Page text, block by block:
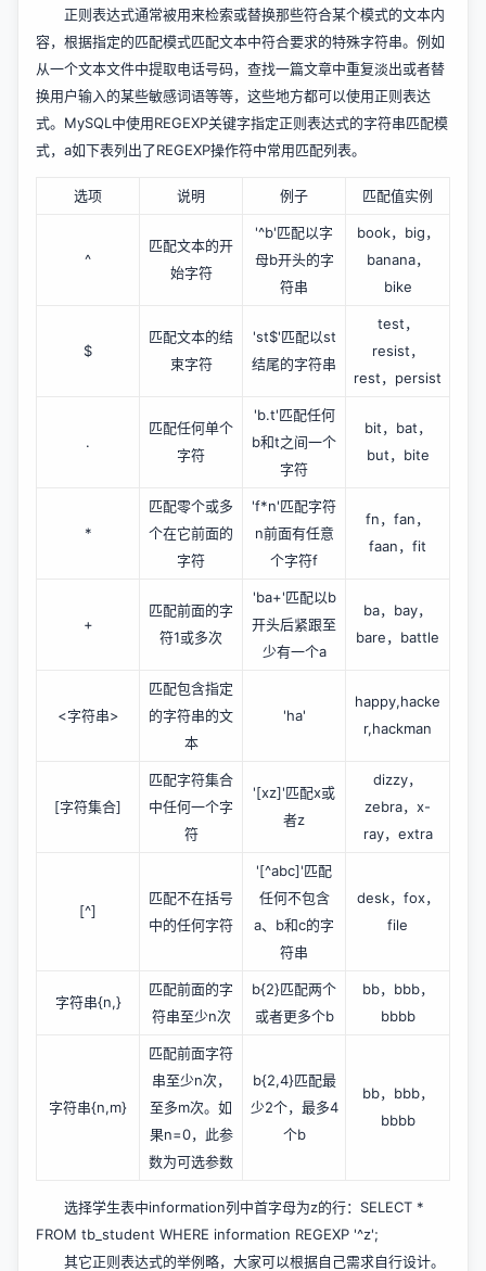
正则表达式通常被用来检索或替换那些符合某个模式的文本内
容，根据指定的匹配模式匹配文本中符合要求的特殊字符串。例如
从一个文本文件中提取电话号码，查找一篇文章中重复淡出或者替
换用户输入的某些敏感词语等等，这些地方都可以使用正则表达
式。MySQL中使用REGEXP关键字指定正则表达式的字符串匹配模
式，a如下表列出了REGEXP操作符中常用匹配列表。
选项 说明 例子 匹配值实例
^
匹配文本的开
始字符
'^b'匹配以字
母b开头的字
符串
book，big，
banana，
bike
$
匹配文本的结
束字符
'st$'匹配以st
结尾的字符串
test，
resist，
rest，persist
.
匹配任何单个
字符
'b.t'匹配任何
b和t之间一个
字符
bit，bat，
but，bite
*
匹配零个或多
个在它前面的
字符
'f*n'匹配字符
n前面有任意
个字符f
fn，fan，
faan，fit
+
匹配前面的字
符1或多次
'ba+'匹配以b
开头后紧跟至
少有一个a
ba，bay，
bare，battle
<字符串>
匹配包含指定
的字符串的文
本
'ha'
happy,hacke
r,hackman
[字符集合]
匹配字符集合
中任何一个字
符
'[xz]'匹配x或
者z
dizzy，
zebra，x-
ray，extra
[^]
匹配不在括号
中的任何字符
'[^abc]'匹配
任何不包含
a、b和c的字
符串
desk，fox，
file
字符串{n,}
匹配前面的字
符串至少n次
b{2}匹配两个
或者更多个b
bb，bbb，
bbbb
字符串{n,m}
匹配前面字符
串至少n次，
至多m次。如
果n=0，此参
数为可选参数
b{2,4}匹配最
少2个，最多4
个b
bb，bbb，
bbbb
选择学生表中information列中首字母为z的行：SELECT *
FROM tb_student WHERE information REGEXP '^z';
其它正则表达式的举例略，大家可以根据自己需求自行设计。